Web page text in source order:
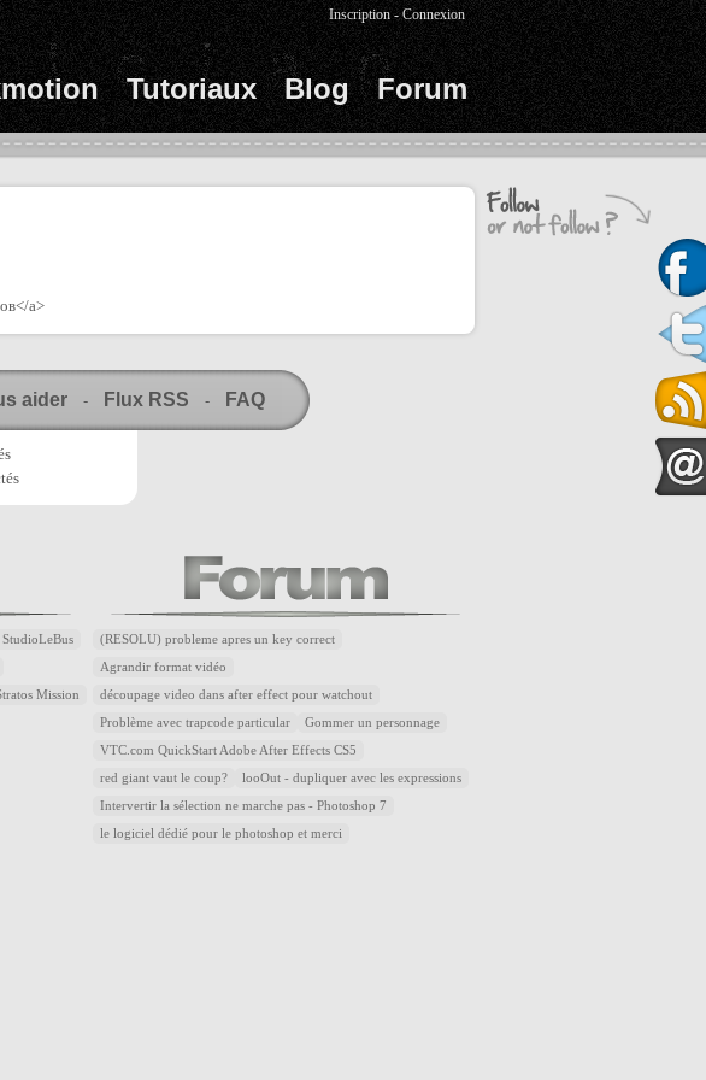
Tutoriaux Blog Forum
Inscription -Connexion
a>
aider - Flux RSS - FAQ
Mission
(RESOLU) probleme apres un key correct
Agrandir format vidéo
découpage video dans after effect pour watchout
Problème avec trapcode particular Gommer un personnage
VTC.com QuickStart Adobe After Effects CS5
red giant vaut le coup? looOut - dupliquer avec les expressions
Intervertir la sélection ne marche pas - Photoshop 7
le logiciel dédié pour le photoshop et merci